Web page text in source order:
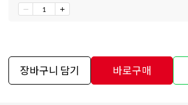
장바구니 담기 바로구매